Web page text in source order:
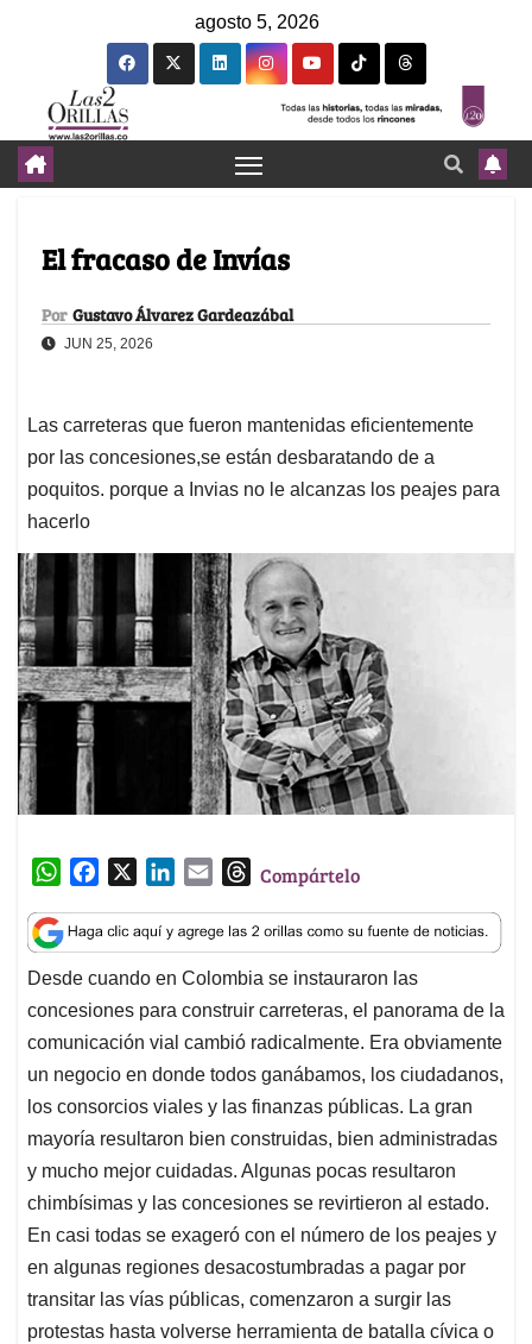
agosto 5, 2026
El fracaso de Invías
Por Gustavo Álvarez Gardeazábal
JUN 25, 2026
Las carreteras que fueron mantenidas eficientemente
por las concesiones,se están desbaratando de a
poquitos. porque a Invias no le alcanzas los peajes para
hacerlo
W
a
t
s
A
p
p
c
e
b
o
o
k
n
k
e
d
I
n
a
i
l
T
r
e
a
d
s
Compártelo
Desde cuando en Colombia se instauraron las
concesiones para construir carreteras, el panorama de la
comunicación vial cambió radicalmente. Era obviamente
un negocio en donde todos ganábamos, los ciudadanos,
los consorcios viales y las finanzas públicas. La gran
mayoría resultaron bien construidas, bien administradas
y mucho mejor cuidadas. Algunas pocas resultaron
chimbísimas y las concesiones se revirtieron al estado.
En casi todas se exageró con el número de los peajes y
en algunas regiones desacostumbradas a pagar por
transitar las vías públicas, comenzaron a surgir las
protestas hasta volverse herramienta de batalla cívica o